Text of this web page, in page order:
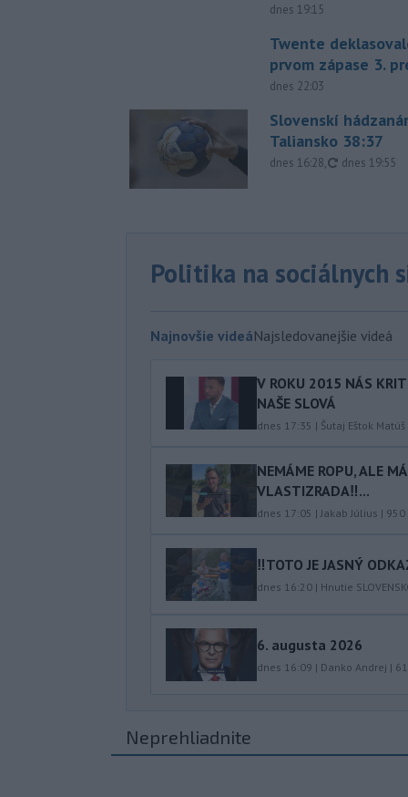
dnes 19:15
Twente
prvom zápase 3.
dnes 22:03
Slovenskí
Taliansko 38:37
dnes 16:28, aktualizované
dnes 19:55
Politika na sociálnych
Najnovšie videáNajsledovanejšie videá
V ROKU 2015 NÁS
NAŠE SLOVÁ
dnes 17:35 | Šutaj Eštok Matúš
NEMÁME ROPU, ALE
VLASTIZRADA‼️...
dnes 17:05 | Jakab Július | 950
‼️TOTO JE JASNÝ
dnes 16:20 | Hnutie
6. augusta 2026
dnes 16:09 | Danko Andrej |
Neprehliadnite